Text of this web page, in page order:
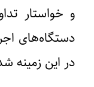
و خواستار
دستگاه‌های
در این زمینه